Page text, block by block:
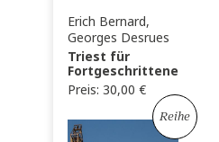
Erich Bernard,
Georges Desrues
Triest für
Fortgeschrittene
Preis:30,00€
Reihe